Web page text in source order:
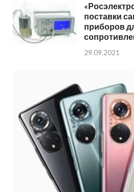
поставки
приборов
29.09.2021